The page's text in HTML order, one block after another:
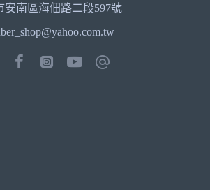
安南區海佃路二段597號